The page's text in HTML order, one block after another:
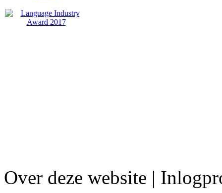
Over deze website |